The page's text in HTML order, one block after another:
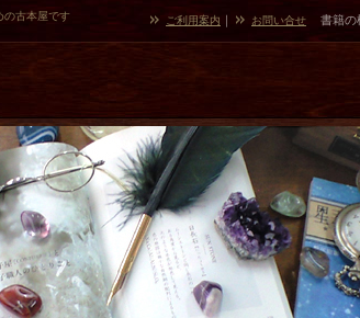
の古本屋です ご利用案内 ｜ お問い合せ 書籍の